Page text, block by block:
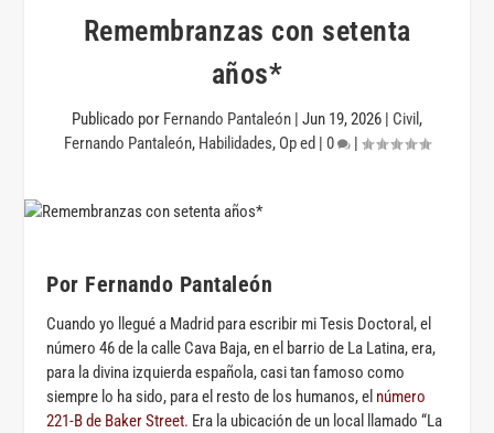
Remembranzas con setenta
años*
Publicado por Fernando Pantaleón | Jun 19, 2026 | Civil ,
Fernando Pantaleón, Habilidades, Op ed | 0 |
Por Fernando Pantaleón
Cuando yo llegué a Madrid para escribir mi Tesis Doctoral, el
número 46 de la calle Cava Baja, en el barrio de La Latina, era,
para la divina izquierda española, casi tan famoso como
siempre lo ha sido, para el resto de los humanos, el número
221-B de Baker Street. Era la ubicación de un local llamado “La